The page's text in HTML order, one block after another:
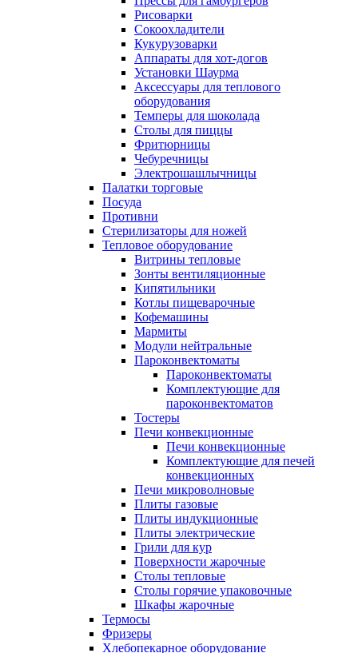
Рисоварки
Сокоохладители
Кукурузоварки
Аппараты для хот-догов
Установки Шаурма
Аксессуары для теплового
оборудования
Темперы для шоколада
Столы для пиццы
Фритюрницы
Чебуречницы
Электрошашлычницы
Палатки торговые
Посуда
Противни
Стерилизаторы для ножей
Тепловое оборудование
Витрины тепловые
Зонты вентиляционные
Кипятильники
Котлы пищеварочные
Кофемашины
Мармиты
Модули нейтральные
Пароконвектоматы
Пароконвектоматы
Комплектующие для
пароконвектоматов
Тостеры
Печи конвекционные
Печи конвекционные
Комплектующие для печей
конвекционных
Печи микроволновые
Плиты газовые
Плиты индукционные
Плиты электрические
Грили для кур
Поверхности жарочные
Столы тепловые
Столы горячие упаковочные
Шкафы жарочные
Термосы
Фризеры
Хлебопекарное оборудование